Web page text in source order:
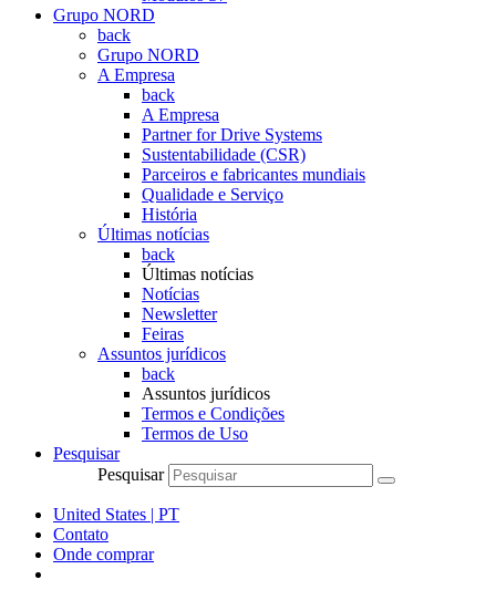
Grupo NORD
back
Grupo NORD
A Empresa
back
A Empresa
Partner for Drive Systems
Sustentabilidade (CSR)
Parceiros e fabricantes mundiais
Qualidade e Serviço
História
Últimas notícias
back
Últimas notícias
Notícias
Newsletter
Feiras
Assuntos jurídicos
back
Assuntos jurídicos
Termos e Condições
Termos de Uso
Pesquisar
Pesquisar
United States | PT
Contato
Onde comprar